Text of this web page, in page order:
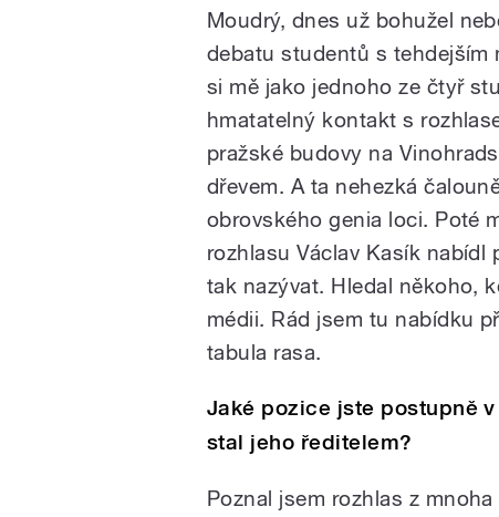
Moudrý, dnes už bohužel
debatu studentů s tehdejším
si mě jako jednoho ze čtyř
hmatatelný kontakt s
pražské budovy na
dřevem. A ta nehezká
obrovského genia loci. Poté
rozhlasu Václav Kasík
tak nazývat. Hledal někoho,
médii. Rád jsem tu nabídku
tabula rasa.
Jaké pozice jste postupně
stal jeho ředitelem?
Poznal jsem rozhlas z